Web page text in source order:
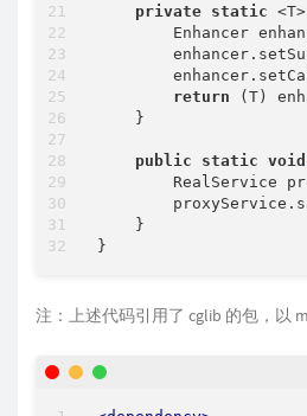
private static <T>
Enhancer
return (T)
    }
public static void
RealService
    }
注：上述代码引用了 cglib 的包，以